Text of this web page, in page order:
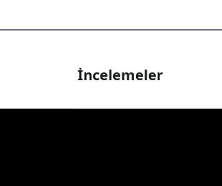
İncelemeler